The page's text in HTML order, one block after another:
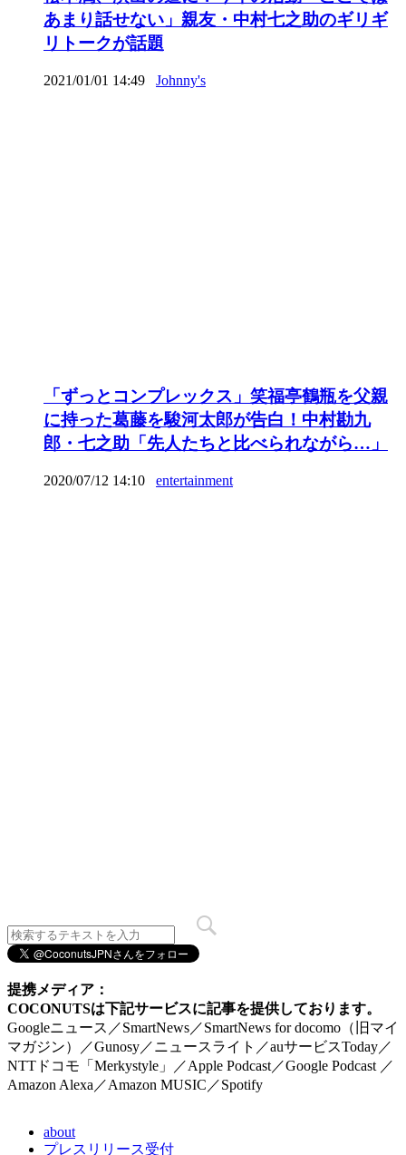
あまり話せない」親友・中村七之助のギリギ
リトークが話題
2021/01/01 14:49 Johnny's
「ずっとコンプレックス」笑福亭鶴瓶を父親
に持った葛藤を駿河太郎が告白！中村勘九
郎・七之助「先人たちと比べられながら…」
2020/07/12 14:10 entertainment
提携メディア：
COCONUTSは下記サービスに記事を提供しております。
Googleニュース／SmartNews／SmartNews for docomo（旧マイ
マガジン）／Gunosy／ニュースライト／auサービスToday／
NTTドコモ「Merkystyle」／Apple Podcast／Google Podcast ／
Amazon Alexa／Amazon MUSIC／Spotify
about
プレスリリース受付